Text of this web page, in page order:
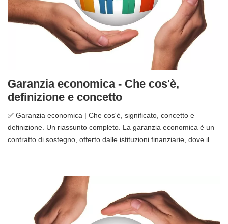
Garanzia economica - Che cos'è,
definizione e concetto
✅ Garanzia economica | Che cos'è, significato, concetto e
definizione. Un riassunto completo. La garanzia economica è un
contratto di sostegno, offerto dalle istituzioni finanziarie, dove il ...